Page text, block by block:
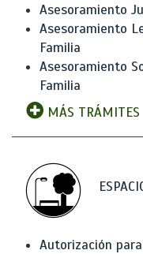
Asesoramiento
Asesoramiento
Familia
Asesoramiento
Familia
MÁS TRÁMITES
Autorización